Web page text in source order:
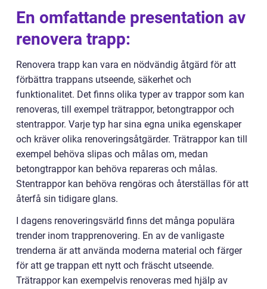
En omfattande presentation av
renovera trapp:
Renovera trapp kan vara en nödvändig åtgärd för att
förbättra trappans utseende, säkerhet och
funktionalitet. Det finns olika typer av trappor som kan
renoveras, till exempel trätrappor, betongtrappor och
stentrappor. Varje typ har sina egna unika egenskaper
och kräver olika renoveringsåtgärder. Trätrappor kan till
exempel behöva slipas och målas om, medan
betongtrappor kan behöva repareras och målas.
Stentrappor kan behöva rengöras och återställas för att
återfå sin tidigare glans.
I dagens renoveringsvärld finns det många populära
trender inom trapprenovering. En av de vanligaste
trenderna är att använda moderna material och färger
för att ge trappan ett nytt och fräscht utseende.
Trätrappor kan exempelvis renoveras med hjälp av